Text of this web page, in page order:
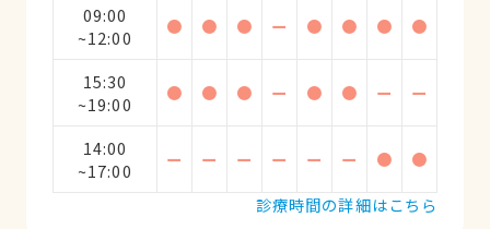
09:00
~12:00
● ● ● ー ● ● ● ●
15:30
~19:00
● ● ● ー ● ● ー ー
14:00
~17:00
ー ー ー ー ー ー ●
●
診療時間の詳細はこちら